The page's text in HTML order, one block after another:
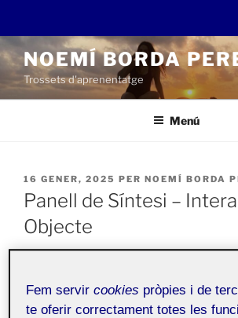
Vés
al
contingut
NOEMÍ BORDA
Trossets d'aprenentatge
Menú
PUBLICAT
A
16 GENER, 2025 PER NOEMÍ BORDA
Panell de Síntesi –
Objecte
persones - Aula 1
Fem servircookies pròpies i de
te oferir correctament totes les